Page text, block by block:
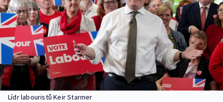
Lídr labouristů Keir Starmer